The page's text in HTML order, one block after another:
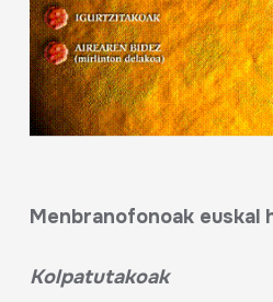
Menbranofonoak euskal
Kolpatutakoak